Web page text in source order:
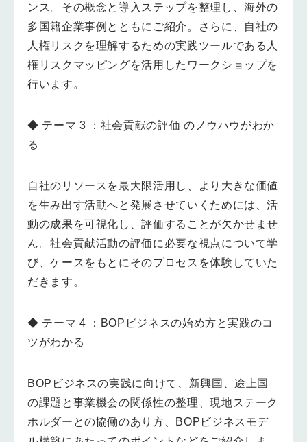
ンス。その概念と導入ステップを整理し、海外の
多国籍企業事例とともにご紹介。さらに、自社の
人権リスクを理解するための実践ツールである人
権リスクマッピングを活用したワークショップを
行います。
◆ テーマ 3 ： 社会貢献の評価 のノウハウがわか
る
自社のリソースを最大限活用し、より大きな価値
を生み出す活動へと発展させていくためには、活
動の成果を可視化し、評価することが欠かせませ
ん。社会貢献活動の評価に必要な視点について学
び、ケースをもとにそのプロセスを体験していた
だきます。
◆ テーマ 4 ： BOPビジネスの始め方と実践のコ
ツがわかる
BOPビジネスの実践に向けて、新興国、途上国
の課題と事業機会の関係性の整理、現地ステーク
ホルダーとの協働のあり方、BOPビジネスモデ